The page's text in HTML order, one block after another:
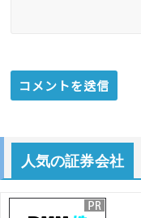
人気の証券会社